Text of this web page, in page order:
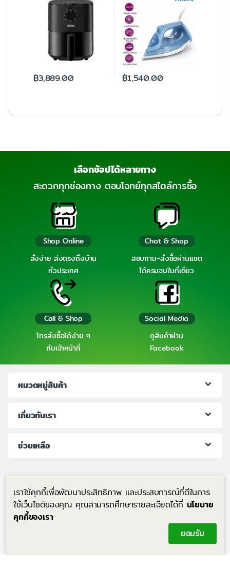
฿3,889.00 ฿1,540.00
เลือกช้อปได้หลายทาง
สะดวกทุกช่องทาง ตอบโจทย์ทุกสไตล์การซื้อ
Shop Online
สั่งง่าย ส่งตรงถึงบ้าน
ทั่วประเทศ
Chat & Shop
สอบถาม-สั่งซื้อผ่านแชต
ได้ครบจบในที่เดียว
Call & Shop
โทรสั่งซื้อได้ง่าย ๆ
กับเจ้าหน้าที่
Social Media
ดูสินค้าผ่าน
Facebook
หมวดหมู่สินค้า
เกี่ยวกับเรา
ช่วยเหลือ
เราใช้คุกกี้เพื่อพัฒนาประสิทธิภาพ และประสบการณ์ที่ดีในการ
ใช้เว็บไซต์ของคุณ คุณสามารถศึกษารายละเอียดได้ที่ นโยบาย
คุกกี้ของเรา
ยอมรับ